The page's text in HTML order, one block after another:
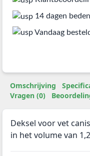
14 dagen
Vandaag
Omschrijving
Vragen (0)
Deksel voor vet
in het volume van